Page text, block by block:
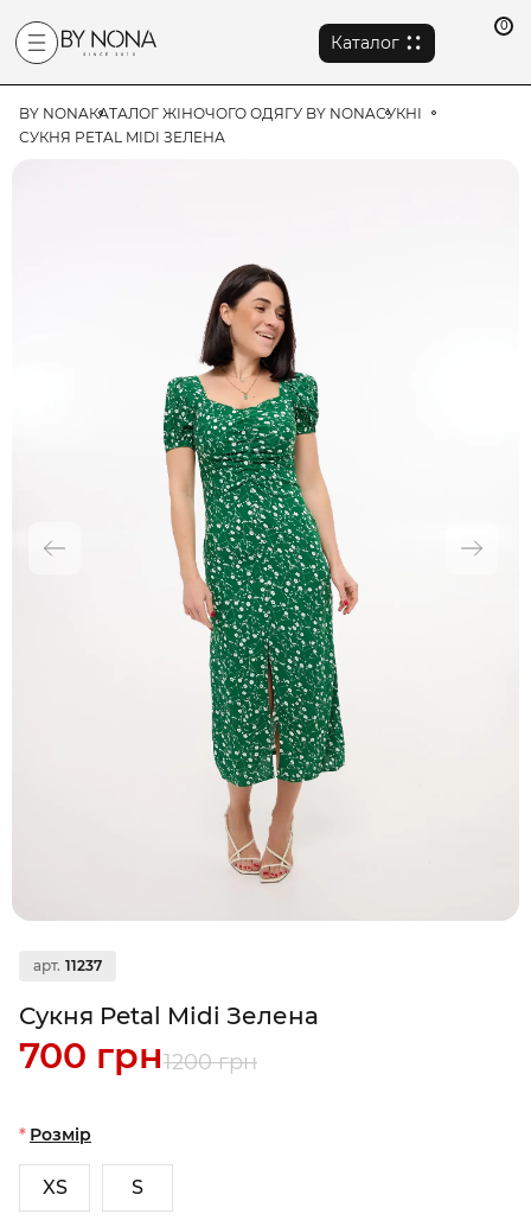
Каталог
0
BY NONAКАТАЛОГ ЖІНОЧОГО ОДЯГУ BY NONAСУКНІ
СУКНЯ PETAL MIDI ЗЕЛЕНА
арт. 11237
Сукня Petal Midi Зелена
1200 грн
700 грн
Розмір
XS S